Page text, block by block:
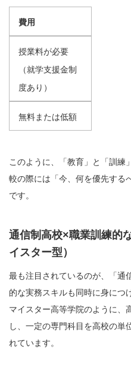
費用
授業料が必要
（就学支援金制
度あり）
無料または低額
このように、「教育」と「訓練
較の際には「今、何を優先する
です。
通信制高校×職業訓練的
イスター型）
最も注目されているのが、「通
的な実務スキルも同時に身につ
マイスター高等学院のように、
し、一定の専門科目を高校の単
れています。